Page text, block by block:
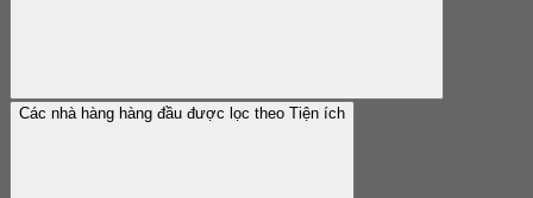
Các nhà hàng hàng đầu được lọc theo Tiện ích